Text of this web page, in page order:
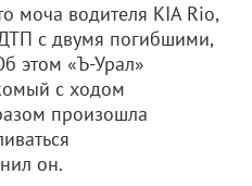
моча водителя KIA Rio,
с двумя погибшими,
этом «Ъ-Урал»
с ходом
произошла
он.